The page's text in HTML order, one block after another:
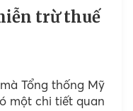
trừ thuế
Tổng thống Mỹ
một chi tiết quan